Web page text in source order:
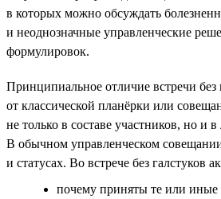
в которых можно обсуждать
и неоднозначные управленческие
формулировок.
Принципиальное отличие встречи без
от классической планёрки или
не только в составе участников, но и в
В обычном управленческом
и статусах. Во встрече без галстуков
почему приняты те или иные